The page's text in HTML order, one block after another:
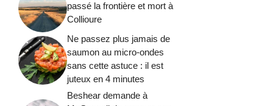
passé la frontière et mort à
Collioure
Ne passez plus jamais de
saumon au micro-ondes
sans cette astuce : il est
juteux en 4 minutes
Beshear demande à